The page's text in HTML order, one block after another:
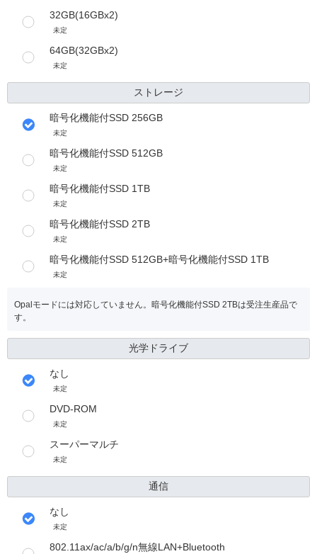
32GB(16GBx2)
未定
64GB(32GBx2)
未定
ストレージ
暗号化機能付SSD 256GB
未定
暗号化機能付SSD 512GB
未定
暗号化機能付SSD 1TB
未定
暗号化機能付SSD 2TB
未定
暗号化機能付SSD 512GB+暗号化機能付SSD 1TB
未定
Opalモードには対応していません。暗号化機能付SSD 2TBは受注生産品で
す。
光学ドライブ
なし
未定
DVD-ROM
未定
スーパーマルチ
未定
通信
なし
未定
802.11ax/ac/a/b/g/n無線LAN+Bluetooth